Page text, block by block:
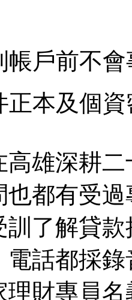
帳戶前不
正本及個
高雄深耕
也都有受
訓了解貸
電話都採
理財專員